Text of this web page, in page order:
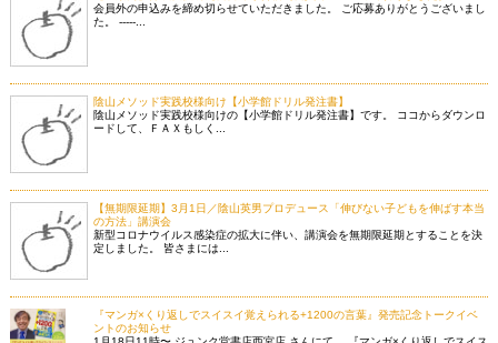
会員外の申込みを締め切らせていただきました。 ご応募ありがとうございまし
た。 -----...
陰山メソッド実践校様向け【小学館ドリル発注書】
陰山メソッド実践校様向けの【小学館ドリル発注書】です。 ココからダウンロ
ードして、ＦＡＸもしく...
【無期限延期】3月1日／陰山英男プロデュース「伸びない子どもを伸ばす本当
の方法」講演会
新型コロナウイルス感染症の拡大に伴い、講演会を無期限延期とすることを決
定しました。 皆さまには...
『マンガ×くり返しでスイスイ覚えられる+1200の言葉』発売記念トークイベ
ントのお知らせ